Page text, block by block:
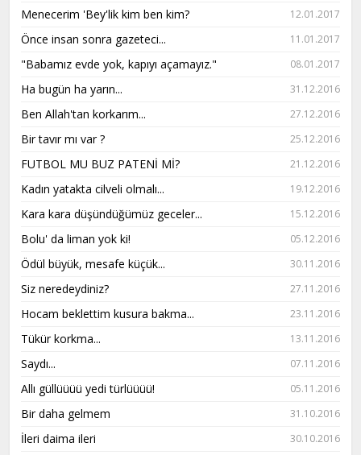
Menecerim 'Bey'lik kim ben kim? 12.01.2017
Önce insan sonra gazeteci... 11.01.2017
"Babamız evde yok, kapıyı açamayız." 08.01.2017
Ha bugün ha yarın... 31.12.2016
Ben Allah'tan korkarım... 27.12.2016
Bir tavır mı var ? 25.12.2016
FUTBOL MU BUZ PATENİ Mİ? 21.12.2016
Kadın yatakta cilveli olmalı... 19.12.2016
Kara kara düşündüğümüz geceler... 15.12.2016
Bolu' da liman yok ki! 05.12.2016
Ödül büyük, mesafe küçük... 30.11.2016
Siz neredeydiniz? 27.11.2016
Hocam beklettim kusura bakma... 23.11.2016
Tükür korkma... 13.11.2016
Saydı... 07.11.2016
Allı güllüüüü yedi türlüüüü! 05.11.2016
Bir daha gelmem 31.10.2016
İleri daima ileri 30.10.2016